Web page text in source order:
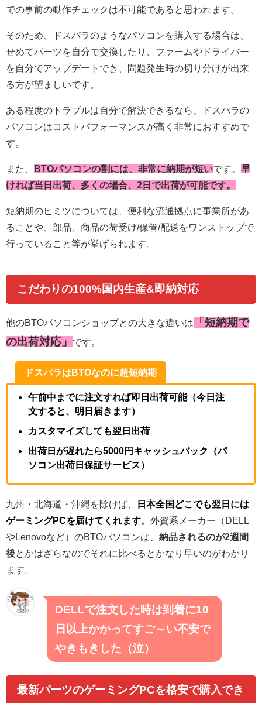
での事前の動作チェックは不可能であると思われます。
そのため、ドスパラのようなパソコンを購入する場合は、
せめてパーツを自分で交換したり、ファームやドライバー
を自分でアップデートでき、問題発生時の切り分けが出来
る方が望ましいです。
ある程度のトラブルは自分で解決できるなら、ドスパラの
パソコンはコストパフォーマンスが高く非常におすすめで
す。
また、 BTOパソコンの割には、非常に納期が短いです。 早
ければ当日出荷、多くの場合、2日で出荷が可能です。
短納期のヒミツについては、便利な流通拠点に事業所があ
ることや、部品、商品の荷受け/保管/配送をワンストップで
行っていること等が挙げられます。
こだわりの100%国内生産&即納対応
他のBTOパソコンショップとの大きな違いは
「短納期で
の出荷対応」
です。
ドスパラはBTOなのに超短納期
午前中までに注文すれば即日出荷可能（今日注
文すると、明日届きます）
カスタマイズしても翌日出荷
出荷日が遅れたら5000円キャッシュバック（パ
ソコン出荷日保証サービス）
九州・北海道・沖縄を除けば、
日本全国どこでも翌日には
ゲーミングPCを届けてくれます。 外資系メーカー（DELL
やLenovoなど）のBTOパソコンは、 納品されるのが2週間
後とかはざらなのでそれに比べるとかなり早いのがわかり
ます。
DELLで注文した時は到着に10
日以上かかってすご～い不安で
やきもきした（泣）
最新パーツのゲーミングPCを格安で購入でき